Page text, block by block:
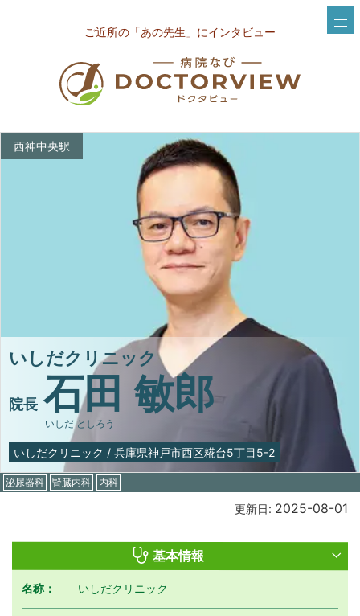
ご近所の「あの先生」にインタビュー
西神中央駅
いしだクリニック
院長 石田 敏郎
いしだ としろう
いしだクリニック / 兵庫県神戸市西区糀台5丁目5-2
泌尿器科 腎臓内科 内科
更新日: 2025-08-01
基本情報
名称： いしだクリニック